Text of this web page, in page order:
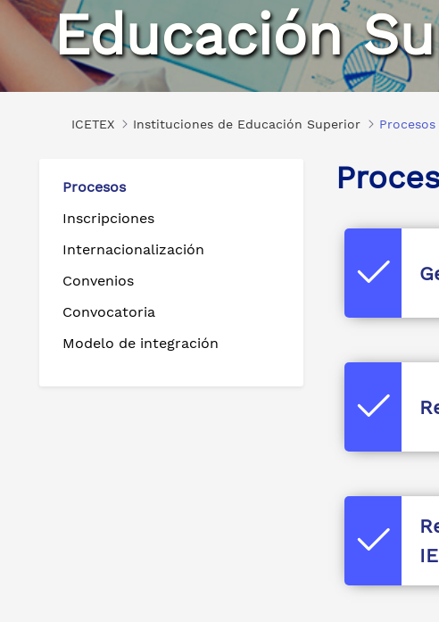
Educación
ICETEX Instituciones de Educación Superior Procesos
Procesos
Inscripciones
Internacionalización
Convenios
Convocatoria
Modelo de integración